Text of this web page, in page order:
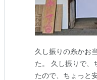
久し振りの糸かお
た。 久し振りで、
たので、ちょっと